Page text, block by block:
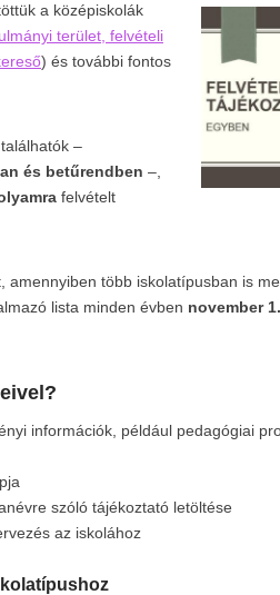
a középiskolák
terület, felvételi
) és további fontos
találhatók –
és betűrendben –,
felvételt
amennyiben több iskolatípusban is
lista minden évben november
információk, például pedagógiai
szóló tájékoztató letöltése
az iskolához